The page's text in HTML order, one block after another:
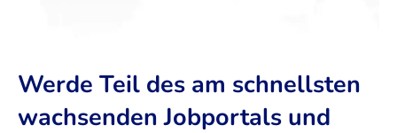
Werde Teil des am schnellsten
wachsenden Jobportals und